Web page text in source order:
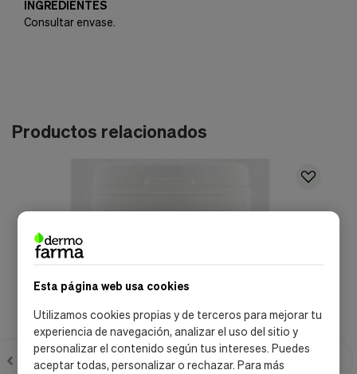
Esta página web usa cookies
Utilizamos cookies propias y de terceros para mejorar tu
experiencia de navegación, analizar el uso del sitio y
personalizar el contenido según tus intereses. Puedes
aceptar todas, personalizar o rechazar. Para más
INGREDIENTES
Consultar envase.
Productos relacionados